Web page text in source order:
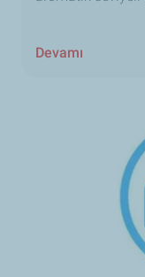
Devamı